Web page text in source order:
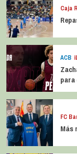
Caja
ACB
para
FC
Más